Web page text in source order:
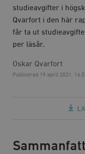
studieavgifter i
Qvarfort i den här
får ta ut
per läsår.
Oskar Qvarfort
Publicerad 19 april 2021,